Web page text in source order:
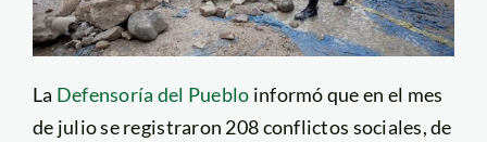
La Defensoría del Pueblo informó que en el mes
de julio se registraron 208 conflictos sociales, de